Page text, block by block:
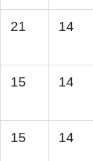
21 14
15 14
15 14